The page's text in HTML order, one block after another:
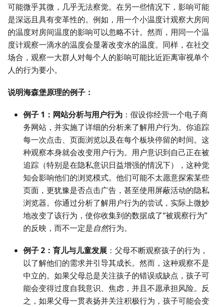
可能微乎其微，几乎无法察觉。在另一些情况下，影响可能
是深远且具有变革性的。例如，用一个小温度计观察大房间
的温度对房间温度的影响可以忽略不计。然而，用同一个温
度计观察一滴水的温度会显著改变水的温度。同样，在社交
场合，观察一大群人对每个人的影响可能比近距离审视单个
人的行为要小。
说明海森堡原理的例子：
例子 1：网站分析与用户行为 ：假设你经营一个电子商
务网站，并实施了详细的分析来了解用户行为。你追踪
每一次点击、页面浏览以及在每个板块停留的时间。这
种观察本身就会改变用户行为。用户意识到自己正在被
追踪（特别是在隐私意识日益增强的情况下），这种觉
知会影响他们的浏览模式。他们可能不太愿意探索某些
页面，更犹豫是否点击广告，甚至使用屏蔽活动的隐私
浏览器。你通过分析了解用户行为的尝试，实际上微妙
地改变了该行为，使你收集到的数据成了“被观察行为”
的反映，而不一定是自然行为。
例子 2：育儿与儿童发展 ：父母不断观察孩子的行为，
以了解他们的需求并引导其成长。然而，这种观察不是
中立的。如果父母总是关注孩子的错误或缺点，孩子可
能会变得过度自我意识、焦虑，并且不愿承担风险。反
之，如果父母一贯表扬并关注积极行为，孩子可能会变